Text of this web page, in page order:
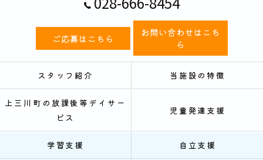
ご応募はこちら
お問い合わせはこち
ら
スタッフ紹介 当施設の特徴
上三川町の放課後等デイサー
ビス
児童発達支援
学習支援 自立支援